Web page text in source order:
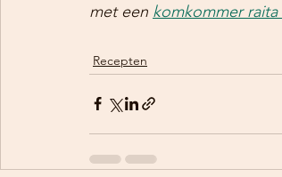
met een komkommer raita
Recepten